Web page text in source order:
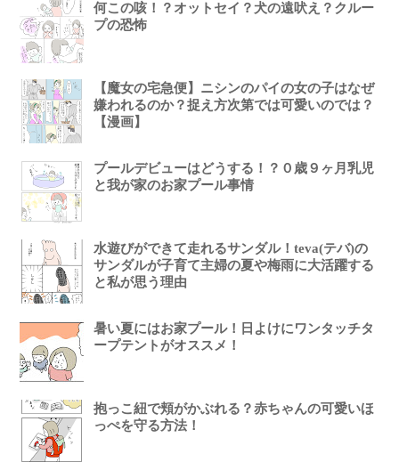
何この咳！？オットセイ？犬の遠吠え？クルー
プの恐怖
【魔女の宅急便】ニシンのパイの女の子はなぜ
嫌われるのか？捉え方次第では可愛いのでは？
【漫画】
プールデビューはどうする！？０歳９ヶ月乳児
と我が家のお家プール事情
水遊びができて走れるサンダル！teva(テバ)の
サンダルが子育て主婦の夏や梅雨に大活躍する
と私が思う理由
暑い夏にはお家プール！日よけにワンタッチタ
ープテントがオススメ！
抱っこ紐で頬がかぶれる？赤ちゃんの可愛いほ
っぺを守る方法！